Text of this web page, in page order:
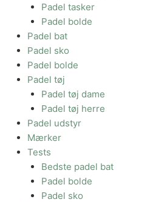
Padel tasker
Padel bolde
Padel bat
Padel sko
Padel bolde
Padel tøj
Padel tøj dame
Padel tøj herre
Padel udstyr
Mærker
Tests
Bedste padel bat
Padel bolde
Padel sko